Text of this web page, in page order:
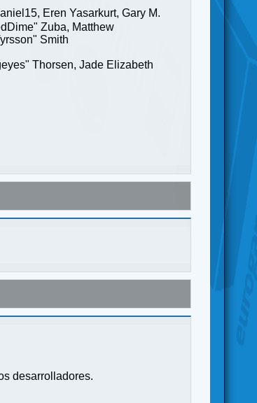
Eren Yasarkurt, Gary M.
Zuba, Matthew
Smith
Thorsen, Jade Elizabeth
desarrolladores.